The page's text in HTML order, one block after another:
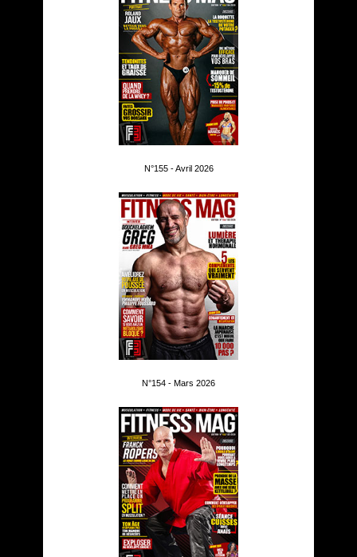
N°155 - Avril 2026
N°154 - Mars 2026